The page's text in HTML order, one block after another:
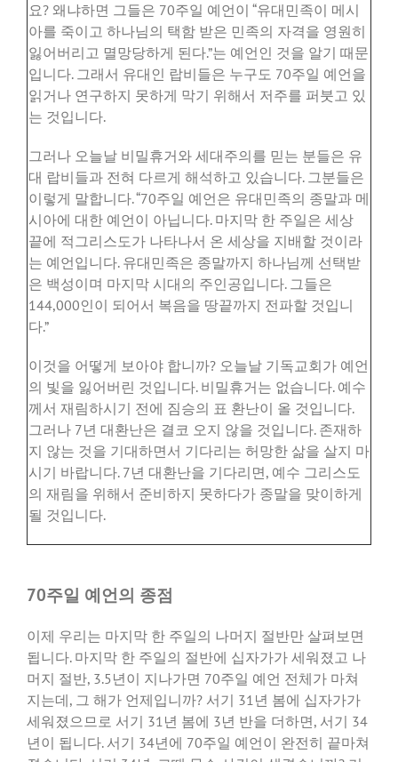
요? 왜냐하면 그들은 70주일 예언이 “유대민족이 메시
아를 죽이고 하나님의 택함 받은 민족의 자격을 영원히
잃어버리고 멸망당하게 된다.”는 예언인 것을 알기 때문
입니다. 그래서 유대인 랍비들은 누구도 70주일 예언을
읽거나 연구하지 못하게 막기 위해서 저주를 퍼붓고 있
는 것입니다.
그러나 오늘날 비밀휴거와 세대주의를 믿는 분들은 유
대 랍비들과 전혀 다르게 해석하고 있습니다. 그분들은
이렇게 말합니다. “70주일 예언은 유대민족의 종말과 메
시아에 대한 예언이 아닙니다. 마지막 한 주일은 세상
끝에 적그리스도가 나타나서 온 세상을 지배할 것이라
는 예언입니다. 유대민족은 종말까지 하나님께 선택받
은 백성이며 마지막 시대의 주인공입니다. 그들은
144,000인이 되어서 복음을 땅끝까지 전파할 것입니
다.”
이것을 어떻게 보아야 합니까? 오늘날 기독교회가 예언
의 빛을 잃어버린 것입니다. 비밀휴거는 없습니다. 예수
께서 재림하시기 전에 짐승의 표 환난이 올 것입니다.
그러나 7년 대환난은 결코 오지 않을 것입니다. 존재하
지 않는 것을 기대하면서 기다리는 허망한 삶을 살지 마
시기 바랍니다. 7년 대환난을 기다리면, 예수 그리스도
의 재림을 위해서 준비하지 못하다가 종말을 맞이하게
될 것입니다.
70주일 예언의 종점
이제 우리는 마지막 한 주일의 나머지 절반만 살펴보면
됩니다. 마지막 한 주일의 절반에 십자가가 세워졌고 나
머지 절반, 3.5년이 지나가면 70주일 예언 전체가 마쳐
지는데, 그 해가 언제입니까? 서기 31년 봄에 십자가가
세워졌으므로 서기 31년 봄에 3년 반을 더하면, 서기 34
년이 됩니다. 서기 34년에 70주일 예언이 완전히 끝마쳐